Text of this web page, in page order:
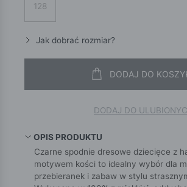
128
Jak dobrać rozmiar?
DODAJ DO
DODAJ DO
OPIS PRODUKTU
Czarne spodnie dresowe dziecięce z
motywem kości to idealny wybór dla
przebieranek i zabaw w stylu